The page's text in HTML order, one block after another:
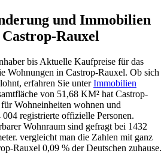
und Immobilien
Rauxel
bis Aktuelle Kaufpreise für das
Wohnungen in Castrop-Rauxel. Ob sich
erfahren Sie unterImmobilien
von 51,68 KM² hat Castrop-
Wohneinheiten wohnen und
registrierte offizielle Personen.
Wohnraum sind gefragt bei 1432
vergleicht man die Zahlen mit ganz
Rauxel 0,09 % der Deutschen zuhause.